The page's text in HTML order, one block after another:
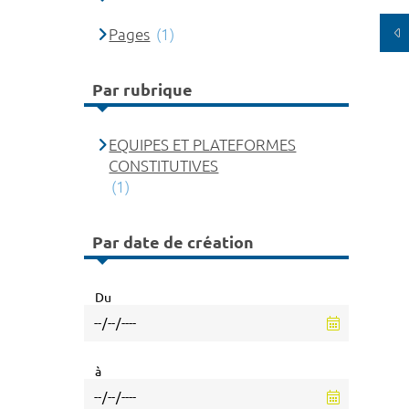
Pages (1)
Par rubrique
EQUIPES ET PLATEFORMES
CONSTITUTIVES
(1)
Par date de création
Du
à